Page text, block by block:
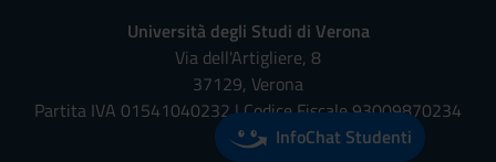
Università degli Studi di Verona
Via dell'Artigliere, 8
37129, Verona
Partita IVA 01541040232 | Codice Fiscale 93009870234
InfoChat Studenti